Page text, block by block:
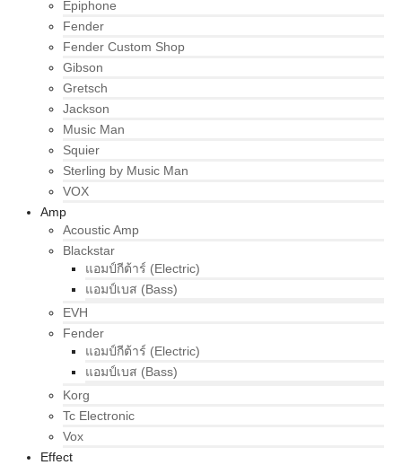
Epiphone
Fender
Fender Custom Shop
Gibson
Gretsch
Jackson
Music Man
Squier
Sterling by Music Man
VOX
Amp
Acoustic Amp
Blackstar
แอมป์กีต้าร์ (Electric)
แอมป์เบส (Bass)
EVH
Fender
แอมป์กีต้าร์ (Electric)
แอมป์เบส (Bass)
Korg
Tc Electronic
Vox
Effect